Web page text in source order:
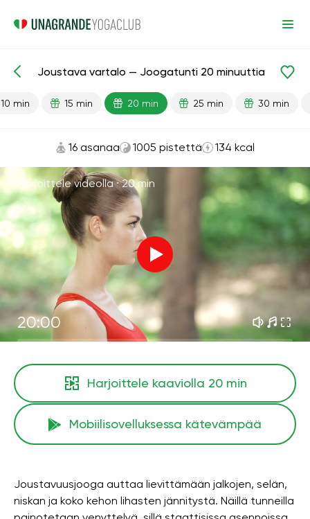
Valmiit oppitunnit Joustavuus
Joustava vartalo — Joogatunti 20 minuuttia
10 min 15 min 20 min 25 min 30 min
16 asanaa 1005 pistettä 134 kcal
Harjoittele videolla ·20 min
20:00
Harjoittele kaaviolla 20 min
Mobiilisovelluksessa kätevämpää
Joustavuusjooga auttaa lievittämään jalkojen, selän,
niskan ja koko kehon lihasten jännitystä. Näillä tunneilla